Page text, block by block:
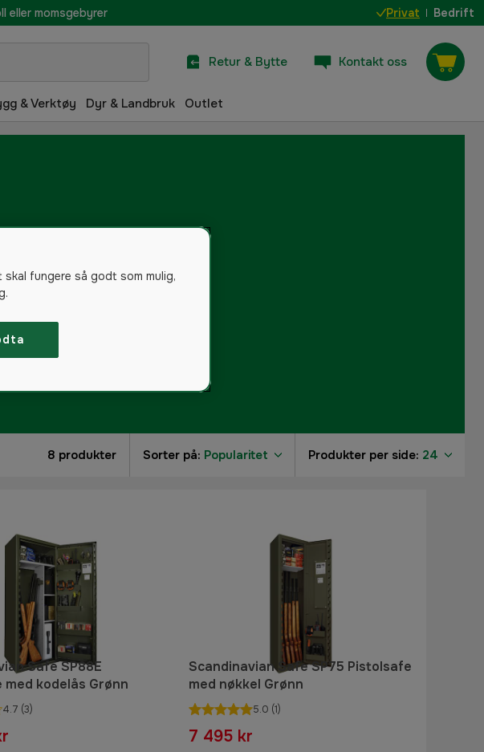
eller momsgebyrer Privat Bedrift
Retur & Bytte Kontakt oss
& Verktøy Dyr & Landbruk Outlet
8 produkter Sorter på: Popularitet Produkter per side: 24
Safe SP88E
med kodelås Grønn
4.7 (3)
Scandinavian Safe SP75 Pistolsafe
med nøkkel Grønn
5.0 (1)
7 495 kr
fungere så godt som mulig,